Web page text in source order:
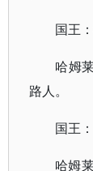
国王
哈姆
路人。
国王
哈姆